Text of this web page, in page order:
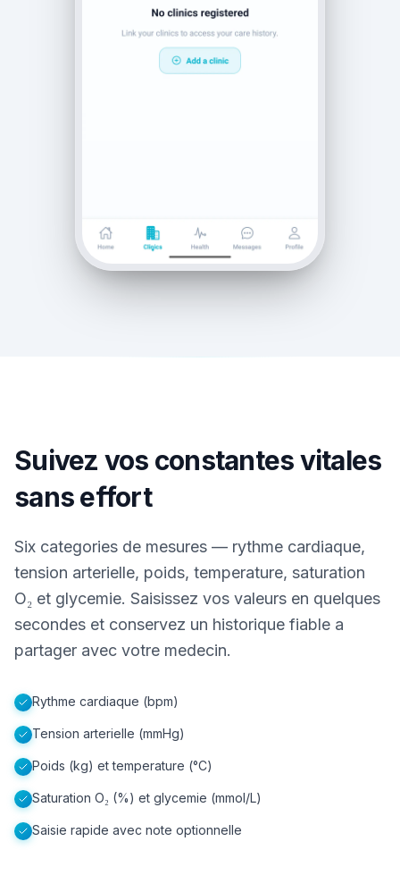
Suivez vos constantes vitales
sans effort
Six categories de mesures — rythme cardiaque,
tension arterielle, poids, temperature, saturation
O₂ et glycemie. Saisissez vos valeurs en quelques
secondes et conservez un historique fiable a
partager avec votre medecin.
Rythme cardiaque (bpm)
Tension arterielle (mmHg)
Poids (kg) et temperature (°C)
Saturation O₂ (%) et glycemie (mmol/L)
Saisie rapide avec note optionnelle